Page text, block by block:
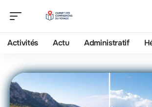
Activités Actu Administratif